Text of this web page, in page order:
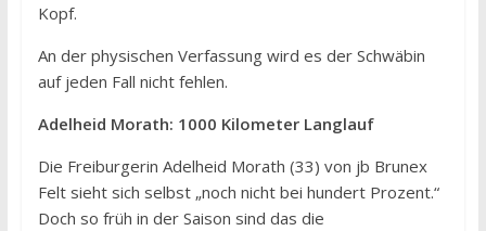
Kopf.
An der physischen Verfassung wird es der Schwäbin
auf jeden Fall nicht fehlen.
Adelheid Morath: 1000 Kilometer Langlauf
Die Freiburgerin Adelheid Morath (33) von jb Brunex
Felt sieht sich selbst „noch nicht bei hundert Prozent.“
Doch so früh in der Saison sind das die